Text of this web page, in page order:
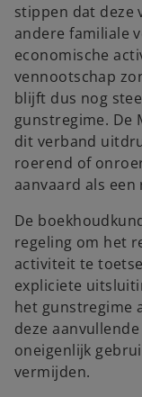
stippen dat deze
andere familiale
economische
vennootschap
blijft dus nog
gunstregime. De
dit verband
roerend of
aanvaard als
De
regeling om het
activiteit te
expliciete
het gunstregime
deze
oneigenlijk
vermijden.